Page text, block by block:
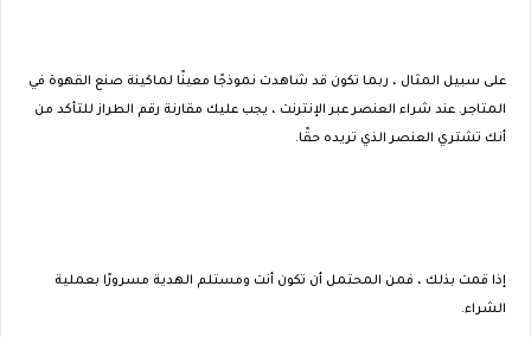
على سبيل المثال ، ربما تكون قد شاهدت نموذجًا معينًا لماكينة صنع القهوة في
المتاجر. عند شراء العنصر عبر الإنترنت ، يجب عليك مقارنة رقم الطراز للتأكد من
أنك تشتري العنصر الذي تريده حقًا.
إذا قمت بذلك ، فمن المحتمل أن تكون أنت ومستلم الهدية مسرورًا بعملية
الشراء.